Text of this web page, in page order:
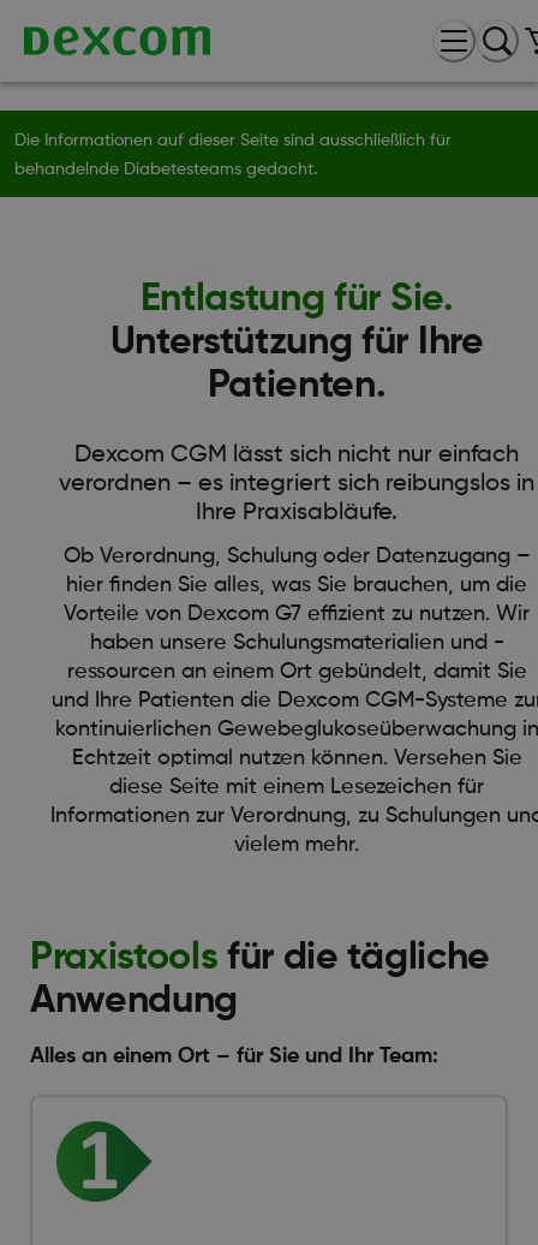
Die Informationen auf dieser Seite sind ausschließlich für
behandelnde Diabetesteams gedacht.
Entlastung für Sie.
Unterstützung für Ihre
Patienten.
Dexcom CGM lässt sich nicht nur einfach
verordnen – es integriert sich reibungslos in
Ihre Praxisabläufe.
Ob Verordnung, Schulung oder Datenzugang –
hier finden Sie alles, was Sie brauchen, um die
Vorteile von Dexcom G7 effizient zu nutzen. Wir
haben unsere Schulungsmaterialien und -
ressourcen an einem Ort gebündelt, damit Sie
und Ihre Patienten die Dexcom CGM-Systeme
kontinuierlichen Gewebeglukoseüberwachung in
Echtzeit optimal nutzen können. Versehen Sie
diese Seite mit einem Lesezeichen für
Informationen zur Verordnung, zu Schulungen
vielem mehr.
Praxistools für die tägliche
Anwendung
Alles an einem Ort – für Sie und Ihr Team: